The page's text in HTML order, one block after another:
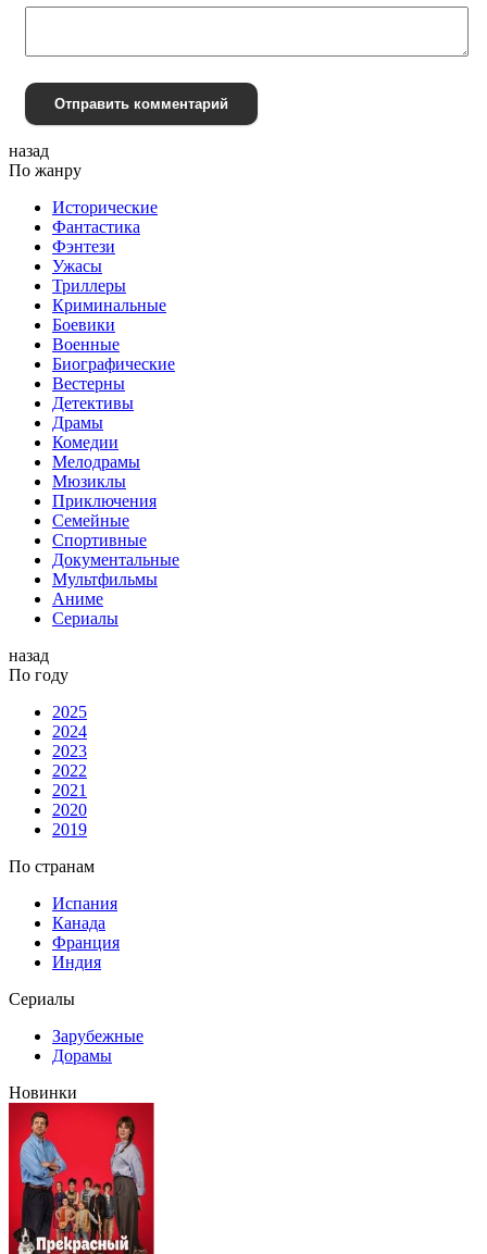
Отправить комментарий
назад
По жанру
Исторические
Фантастика
Фэнтези
Ужасы
Триллеры
Криминальные
Боевики
Военные
Биографические
Вестерны
Детективы
Драмы
Комедии
Мелодрамы
Мюзиклы
Приключения
Семейные
Спортивные
Документальные
Мультфильмы
Аниме
Сериалы
назад
По году
2025
2024
2023
2022
2021
2020
2019
По странам
Испания
Канада
Франция
Индия
Сериалы
Зарубежные
Дорамы
Новинки